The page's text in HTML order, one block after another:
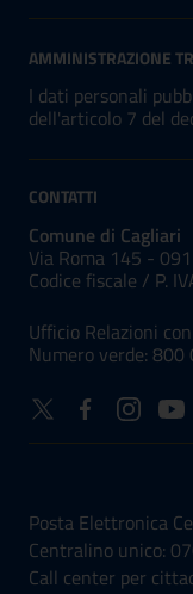
AMMINISTRAZIONE
I dati personali
dell'articolo 7 del
CONTATTI
Comune di Cagliari
Via Roma 145 -
Codice fiscale / P.
Ufficio Relazioni
Numero verde: 800
Posta Elettronica
Centralino unico:
Call center per